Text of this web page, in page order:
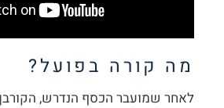
מה קורה בפועל?
לאחר שמועבר הכסף הנדרש,